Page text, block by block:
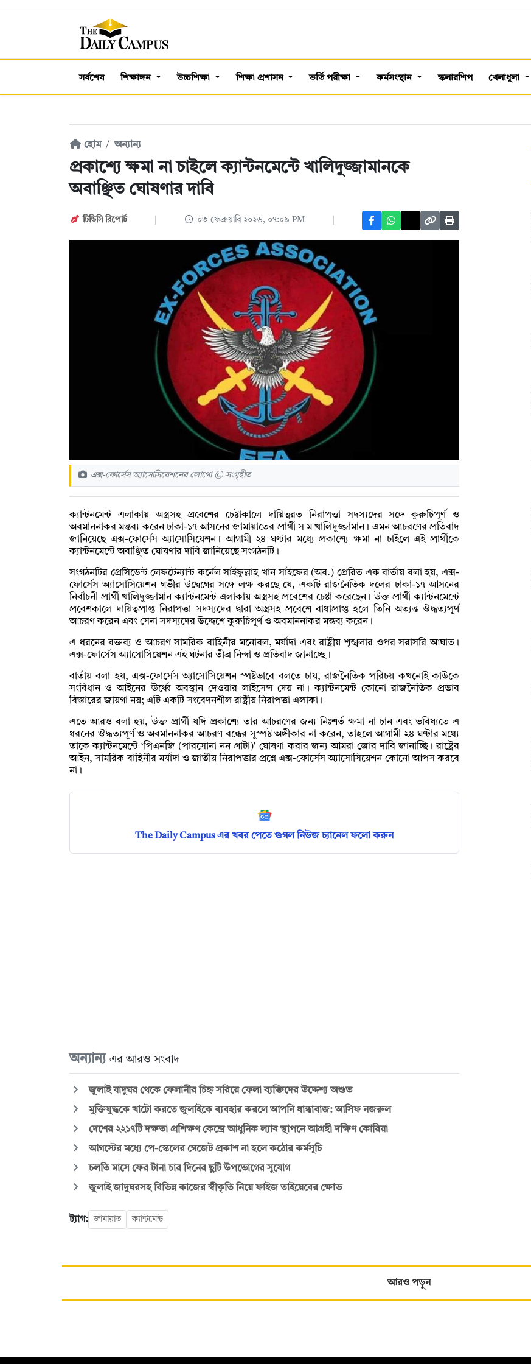
সর্বশেষ শিক্ষাঙ্গন উচ্চশিক্ষা শিক্ষা প্রশাসন ভর্তি পরীক্ষা কর্মসংস্থান স্কলারশিপ খেলাধুলা
হোম অন্যান্য
প্রকাশ্যে ক্ষমা না চাইলে ক্যান্টনমেন্টে খালিদুজ্জামানকে
অবাঞ্ছিত ঘোষণার দাবি
টিডিসি রিপোর্ট ০৩ ফেব্রুয়ারি ২০২৬, ০৭:০৯ PM
এক্স-ফোর্সেস অ্যাসোসিয়েশনের লোগো © সংগৃহীত
ক্যান্টনমেন্ট এলাকায় অস্ত্রসহ প্রবেশের চেষ্টাকালে দায়িত্বরত নিরাপত্তা সদস্যদের সঙ্গে কুরুচিপূর্ণ ও
অবমাননাকর মন্তব্য করেন ঢাকা-১৭ আসনের জামায়াতের প্রার্থী স ম খালিদুজ্জামান। এমন আচরণের প্রতিবাদ
জানিয়েছে এক্স-ফোর্সেস অ্যাসোসিয়েশন। আগামী ২৪ ঘণ্টার মধ্যে প্রকাশ্যে ক্ষমা না চাইলে এই প্রার্থীকে
ক্যান্টনমেন্টে অবাঞ্ছিত ঘোষণার দাবি জানিয়েছে সংগঠনটি।
সংগঠনটির প্রেসিডেন্ট লেফটেন্যান্ট কর্নেল সাইফুল্লাহ খান সাইফের (অব.) প্রেরিত এক বার্তায় বলা হয়, এক্স-
ফোর্সেস অ্যাসোসিয়েশন গভীর উদ্বেগের সঙ্গে লক্ষ করছে যে, একটি রাজনৈতিক দলের ঢাকা-১৭ আসনের
নির্বাচনী প্রার্থী খালিদুজ্জামান ক্যান্টনমেন্ট এলাকায় অস্ত্রসহ প্রবেশের চেষ্টা করেছেন। উক্ত প্রার্থী ক্যান্টনমেন্টে
প্রবেশকালে দায়িত্বপ্রাপ্ত নিরাপত্তা সদস্যদের দ্বারা অস্ত্রসহ প্রবেশে বাধাপ্রাপ্ত হলে তিনি অত্যন্ত ঔদ্ধত্যপূর্ণ
আচরণ করেন এবং সেনা সদস্যদের উদ্দেশে কুরুচিপূর্ণ ও অবমাননাকর মন্তব্য করেন।
এ ধরনের বক্তব্য ও আচরণ সামরিক বাহিনীর মনোবল, মর্যাদা এবং রাষ্ট্রীয় শৃঙ্খলার ওপর সরাসরি আঘাত।
এক্স-ফোর্সেস অ্যাসোসিয়েশন এই ঘটনার তীব্র নিন্দা ও প্রতিবাদ জানাচ্ছে।
বার্তায় বলা হয়, এক্স-ফোর্সেস অ্যাসোসিয়েশন স্পষ্টভাবে বলতে চায়, রাজনৈতিক পরিচয় কখনোই কাউকে
সংবিধান ও আইনের ঊর্ধ্বে অবস্থান দেওয়ার লাইসেন্স দেয় না। ক্যান্টনমেন্ট কোনো রাজনৈতিক প্রভাব
বিস্তারের জায়গা নয়; এটি একটি সংবেদনশীল রাষ্ট্রীয় নিরাপত্তা এলাকা।
এতে আরও বলা হয়, উক্ত প্রার্থী যদি প্রকাশ্যে তার আচরণের জন্য নিঃশর্ত ক্ষমা না চান এবং ভবিষ্যতে এ
ধরনের ঔদ্ধত্যপূর্ণ ও অবমাননাকর আচরণ বন্ধের সুস্পষ্ট অঙ্গীকার না করেন, তাহলে আগামী ২৪ ঘণ্টার মধ্যে
তাকে ক্যান্টনমেন্টে ‘পিএনজি (পারসোনা নন গ্রাটা)’ ঘোষণা করার জন্য আমরা জোর দাবি জানাচ্ছি। রাষ্ট্রের
আইন, সামরিক বাহিনীর মর্যাদা ও জাতীয় নিরাপত্তার প্রশ্নে এক্স-ফোর্সেস অ্যাসোসিয়েশন কোনো আপস করবে
না।
The Daily Campus এর খবর পেতে গুগল নিউজ চ্যানেল ফলো করুন
অন্যান্য এর আরও সংবাদ
জুলাই যাদুঘর থেকে ফেলানীর চিহ্ন সরিয়ে ফেলা ব্যক্তিদের উদ্দেশ্য অশুভ
মুক্তিযুদ্ধকে খাটো করতে জুলাইকে ব্যবহার করলে আপনি ধান্ধাবাজ: আসিফ নজরুল
দেশের ২২১৭টি দক্ষতা প্রশিক্ষণ কেন্দ্রে আধুনিক ল্যাব স্থাপনে আগ্রহী দক্ষিণ কোরিয়া
আগস্টের মধ্যে পে-স্কেলের গেজেট প্রকাশ না হলে কঠোর কর্মসূচি
চলতি মাসে ফের টানা চার দিনের ছুটি উপভোগের সুযোগ
জুলাই জাদুঘরসহ বিভিন্ন কাজের স্বীকৃতি নিয়ে ফাইজ তাইয়েবের ক্ষোভ
ট্যাগ: জামায়াত ক্যান্টমেন্ট
আরও পড়ুন